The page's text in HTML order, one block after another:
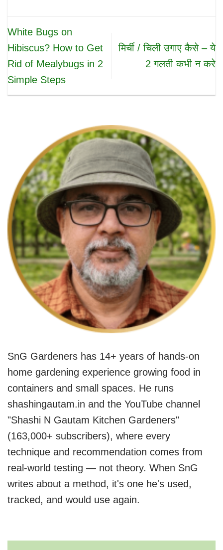
White Bugs on
Hibiscus? How to Get
Rid of Mealybugs in 2
Simple Steps
मिर्ची / चिली उगाए कैसे – ये
2 गलती कभी न करे
SnG Gardeners has 14+ years of hands-on
home gardening experience growing food in
containers and small spaces. He runs
shashingautam.in and the YouTube channel
"Shashi N Gautam Kitchen Gardeners"
(163,000+ subscribers), where every
technique and recommendation comes from
real-world testing — not theory. When SnG
writes about a method, it's one he's used,
tracked, and would use again.